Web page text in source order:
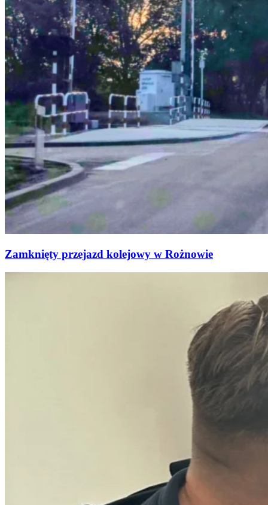
Zamknięty przejazd kolejowy w Rożnowie